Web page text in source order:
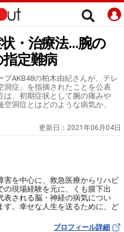
・治療法…腕の
定難病
プAKB48の柏木由紀さんが、テレ
洞症」を指摘されたことを公表
は、初期症状として腕の痛みや
洞症とはどのような病気か、
更新日： 2021年06月04日
害を中心に、救急医療からリハビ
の現場経験を元に、くも膜下出
表される脳・神経の病気につい
す。幸せな人生を送るために、ど
プロフィール詳細